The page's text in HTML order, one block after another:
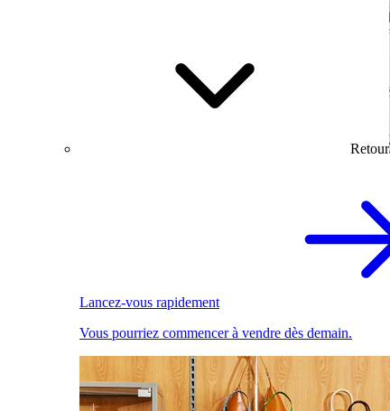
Retour
Lancez-vous rapidement
Vous pourriez commencer à vendre dès demain.